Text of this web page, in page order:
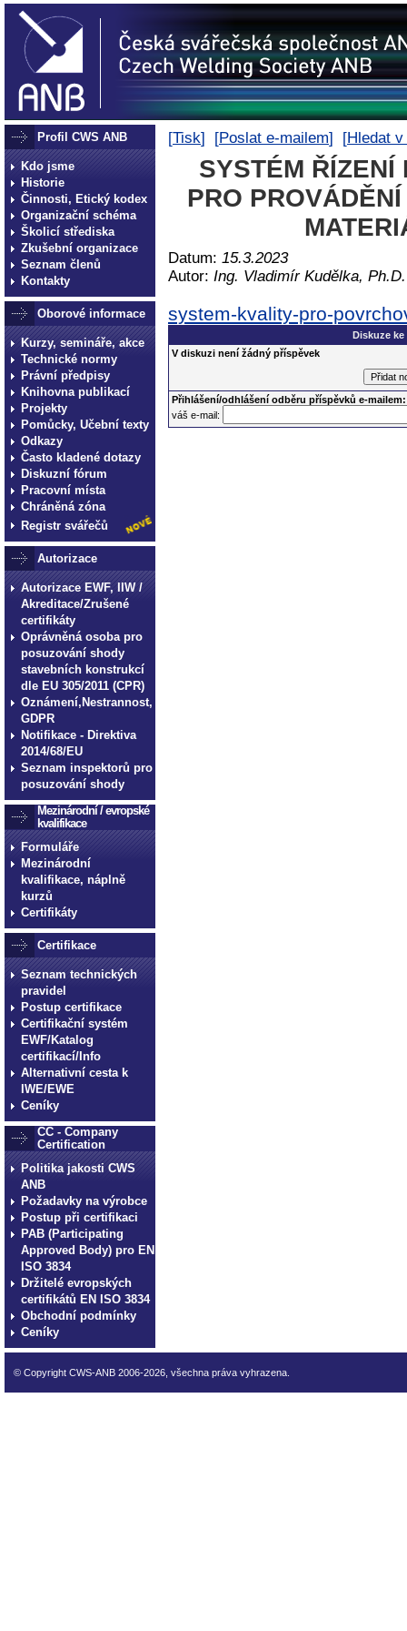
Profil CWS ANB
Kdo jsme
Historie
Činnosti, Etický kodex
Organizační schéma
Školicí střediska
Zkušební organizace
Seznam členů
Kontakty
Oborové informace
Kurzy, semináře, akce
Technické normy
Právní předpisy
Knihovna publikací
Projekty
Pomůcky, Učební texty
Odkazy
Často kladené dotazy
Diskuzní fórum
Pracovní místa
Chráněná zóna
Registr svářečů
Autorizace
Autorizace EWF, IIW /
Akreditace/Zrušené
certifikáty
Oprávněná osoba pro
posuzování shody
stavebních konstrukcí
dle EU 305/2011 (CPR)
Oznámení,Nestrannost,
GDPR
Notifikace - Direktiva
2014/68/EU
Seznam inspektorů pro
posuzování shody
Mezinárodní / evropské
kvalifikace
Formuláře
Mezinárodní
kvalifikace, náplně
kurzů
Certifikáty
Certifikace
Seznam technických
pravidel
Postup certifikace
Certifikační systém
EWF/Katalog
certifikací/Info
Alternativní cesta k
IWE/EWE
Ceníky
CC - Company
Certification
Politika jakosti CWS
ANB
Požadavky na výrobce
Postup při certifikaci
PAB (Participating
Approved Body) pro EN
ISO 3834
Držitelé evropských
certifikátů EN ISO 3834
Obchodní podmínky
Ceníky
[Tisk] [Poslat e-mailem] [Hledat
SYSTÉM ŘÍZENÍ
PRO
Datum: 15.3.2023
Autor: Ing. Vladimír Kudělka, Ph.D.
system-kvality-pro-
Diskuze ke
V diskuzi není žádný příspěvek
Přihlášení/odhlášení odběru příspěvků e-mailem:
váš e-mail:
© Copyright CWS-ANB 2006-2026, všechna práva vyhrazena.